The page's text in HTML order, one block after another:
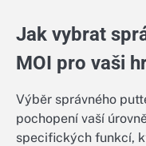
Jak vybrat
MOI pro vaši
Výběr správného
pochopení vaší
specifických funkcí,